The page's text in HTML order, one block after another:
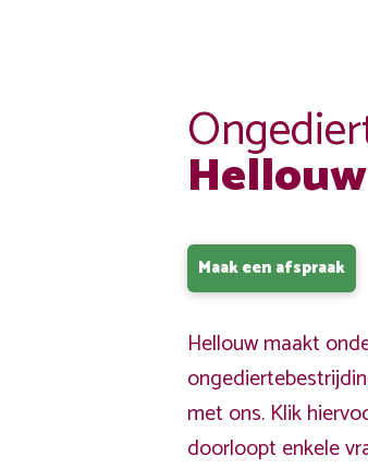
Hellouw
Maak een afspraak
Hellouw maakt
met ons. Klik
doorloopt enkele